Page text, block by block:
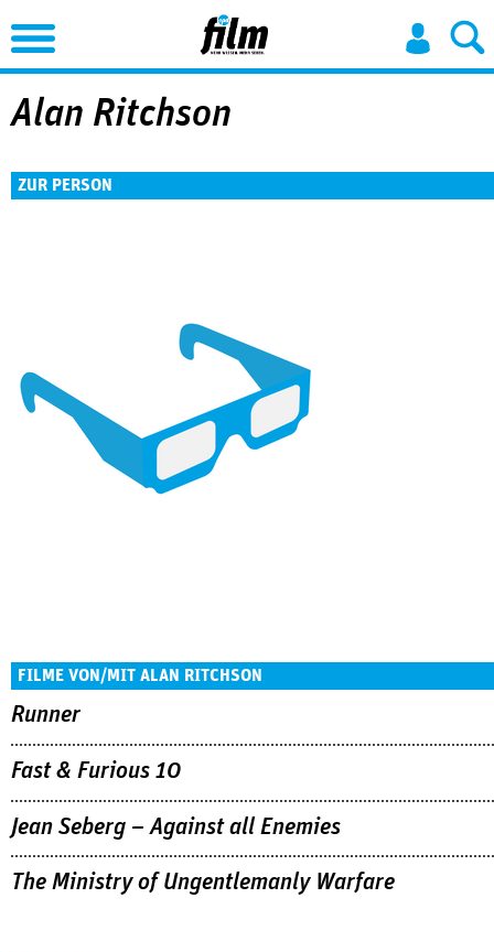
Jump to Navigation
Alan Ritchson
ZUR PERSON
FILME VON/MIT ALAN RITCHSON
Runner
Fast & Furious 10
Jean Seberg – Against all Enemies
The Ministry of Ungentlemanly Warfare